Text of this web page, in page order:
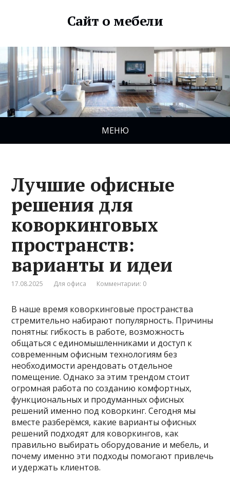
Сайт о мебели
МЕНЮ
Лучшие офисные
решения для
коворкинговых
пространств:
варианты и идеи
17.08.2025 Для офиса Комментарии: 0
В наше время коворкинговые пространства
стремительно набирают популярность. Причины
понятны: гибкость в работе, возможность
общаться с единомышленниками и доступ к
современным офисным технологиям без
необходимости арендовать отдельное
помещение. Однако за этим трендом стоит
огромная работа по созданию комфортных,
функциональных и продуманных офисных
решений именно под коворкинг. Сегодня мы
вместе разберёмся, какие варианты офисных
решений подходят для коворкингов, как
правильно выбирать оборудование и мебель, и
почему именно эти подходы помогают привлечь
и удержать клиентов.